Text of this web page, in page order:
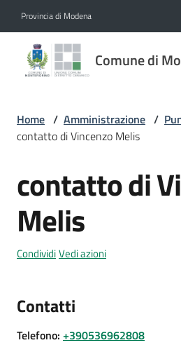
Provincia di Modena
Comune di
Comune di
Montefiorino
Amministrazione
Menu selezionato
Montefiorino
Home / Amministrazione /
contatto di Vincenzo Melis
Salta al contenuto
contatto di
Melis
CondividiVedi azioni
Contatti
Telefono: +390536962808